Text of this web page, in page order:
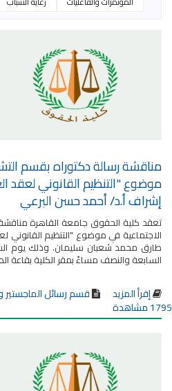
مناقشة رسالة دكتوراه بقسم
موضوع "التنظيم القانوني
إشراف أ.د/ أحمد حسن البرعي
تعقد كلية الحقوق جامعة القاهرة
الاجتماعية في موضوع "التنظيم
السابعة والنصف مساءً بمقر الكلية بقاعة
إقرأ المزيد قسم رسائل الماجستير
1795 مشاهدة